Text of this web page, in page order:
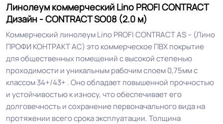
Область применения
Для кабинета, Для коридора, Для
офиса, Для переговорной
комнаты, Для палаты больницы,
Для детских садов, Для холла
больниц, Для коридора и класса
школы, Для магазина, Для цеха
завода, Для склада, Для цеха
электронной сборки, Для
серверные
Линолеум коммерческий Lino PROFI CONTRACT
Дизайн - CONTRACT SO08 (2.0 м)
Коммерческий линолеум Lino PROFI CONTRACT AS – (Лино
ПРОФИ КОНТРАКТ АС) это коммерческое ПВХ покрытие
для общественных помещений с высокой степенью
проходимости и уникальным рабочим слоем 0,75мм с
классом 34+/43+ . Оно обладает повышенной прочностью
и устойчивостью к износу, что обеспечивает его
долговечность и сохранение первоначального вида на
протяжении всего срока эксплуатации. Толщина